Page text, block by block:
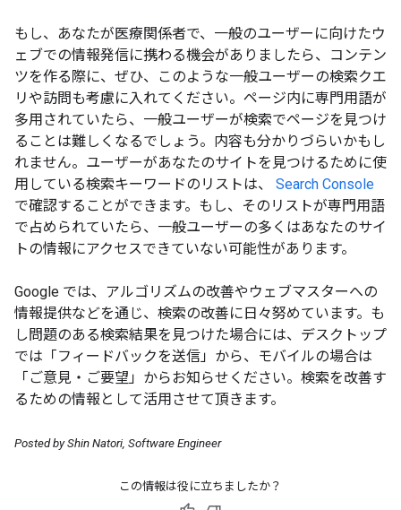
もし、あなたが医療関係者で、一般のユーザーに向けたウ
ェブでの情報発信に携わる機会がありましたら、コンテン
ツを作る際に、ぜひ、このような一般ユーザーの検索クエ
リや訪問も考慮に入れてください。ページ内に専門用語が
多用されていたら、一般ユーザーが検索でページを見つけ
ることは難しくなるでしょう。内容も分かりづらいかもし
れません。ユーザーがあなたのサイトを見つけるために使
用している検索キーワードのリストは、 Search Console
で確認することができます。もし、そのリストが専門用語
で占められていたら、一般ユーザーの多くはあなたのサイ
トの情報にアクセスできていない可能性があります。
Google では、アルゴリズムの改善やウェブマスターへの
情報提供などを通じ、検索の改善に日々努めています。も
し問題のある検索結果を見つけた場合には、デスクトップ
では「フィードバックを送信」から、モバイルの場合は
「ご意見・ご要望」からお知らせください。検索を改善す
るための情報として活用させて頂きます。
Posted by Shin Natori, Software Engineer
この情報は役に立ちましたか？